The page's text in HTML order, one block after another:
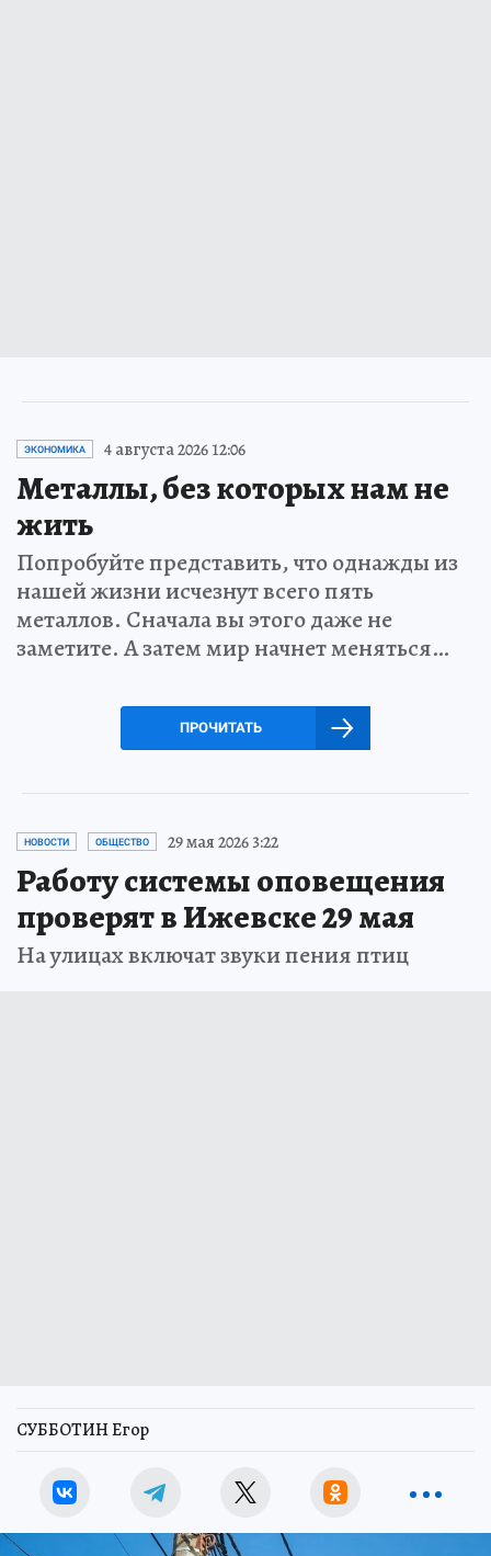
ЭКОНОМИКА 4 августа 2026 12:06
Металлы, без которых нам не
жить
Попробуйте представить, что однажды из
нашей жизни исчезнут всего пять
металлов. Сначала вы этого даже не
заметите. А затем мир начнет меняться…
ПРОЧИТАТЬ
НОВОСТИ ОБЩЕСТВО 29 мая 2026 3:22
Работу системы оповещения
проверят в Ижевске 29 мая
На улицах включат звуки пения птиц
СУББОТИН Егор